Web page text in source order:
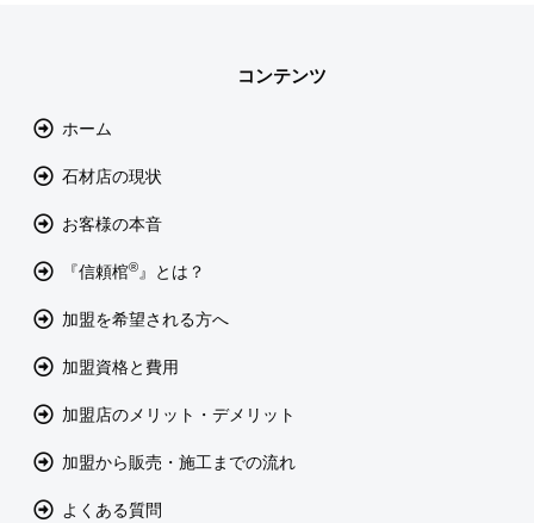
コンテンツ
ホーム
石材店の現状
お客様の本音
『信頼棺® 』とは？
加盟を希望される方へ
加盟資格と費用
加盟店のメリット・デメリット
加盟から販売・施工までの流れ
よくある質問